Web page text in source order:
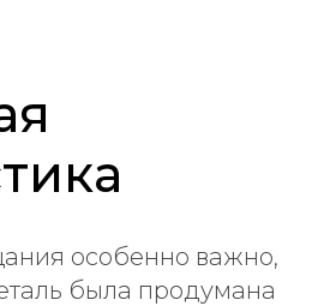
особенно важно,
была продумана